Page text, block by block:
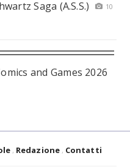
Saga (A.S.S.)
10
and Games 2026
Redazione Contatti